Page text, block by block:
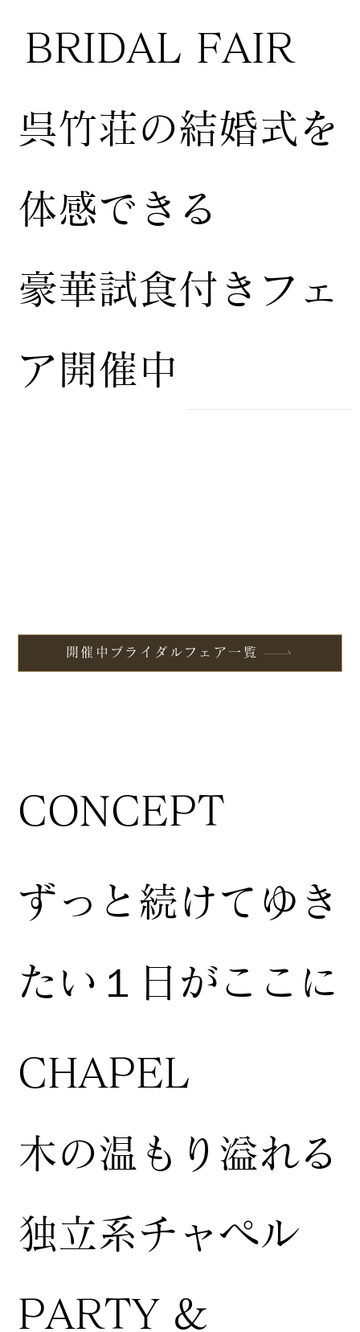
BRIDAL FAIR
開催中ブライダルフェア一覧
​呉竹荘の結婚式を
体感できる
豪華試食付きフェ
ア開催中
CONCEPT
ずっと続けてゆき
たい１日がここに
CHAPEL
木の温もり溢れる
独立系チャペル
PARTY &